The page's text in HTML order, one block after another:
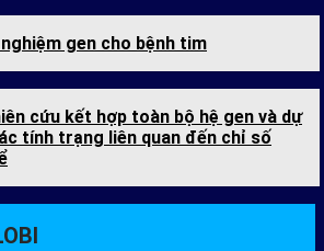
gen cho bệnh tim
cứu kết hợp toàn bộ hệ gen và dự
tính trạng liên quan đến chỉ số